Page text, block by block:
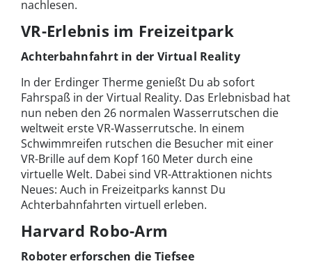
nachlesen.
VR-Erlebnis im Freizeitpark
Achterbahnfahrt in der Virtual Reality
In der Erdinger Therme genießt Du ab sofort
Fahrspaß in der Virtual Reality. Das Erlebnisbad hat
nun neben den 26 normalen Wasserrutschen die
weltweit erste VR-Wasserrutsche. In einem
Schwimmreifen rutschen die Besucher mit einer
VR-Brille auf dem Kopf 160 Meter durch eine
virtuelle Welt. Dabei sind VR-Attraktionen nichts
Neues: Auch in Freizeitparks kannst Du
Achterbahnfahrten virtuell erleben.
Harvard Robo-Arm
Roboter erforschen die Tiefsee